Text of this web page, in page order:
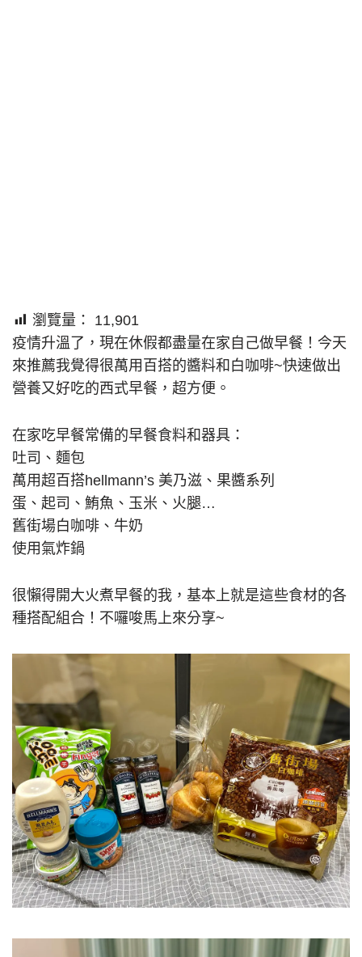
瀏覽量：
11,901
疫情升溫了，現在休假都盡量在家自己做早餐！今天
來推薦我覺得很萬用百搭的醬料和白咖啡~快速做出
營養又好吃的西式早餐，超方便。
在家吃早餐常備的早餐食料和器具：
吐司、麵包
萬用超百搭hellmann’s 美乃滋、果醬系列
蛋、起司、鮪魚、玉米、火腿…
舊街場白咖啡、牛奶
使用氣炸鍋
很懶得開大火煮早餐的我，基本上就是這些食材的各
種搭配組合！不囉唆馬上來分享~